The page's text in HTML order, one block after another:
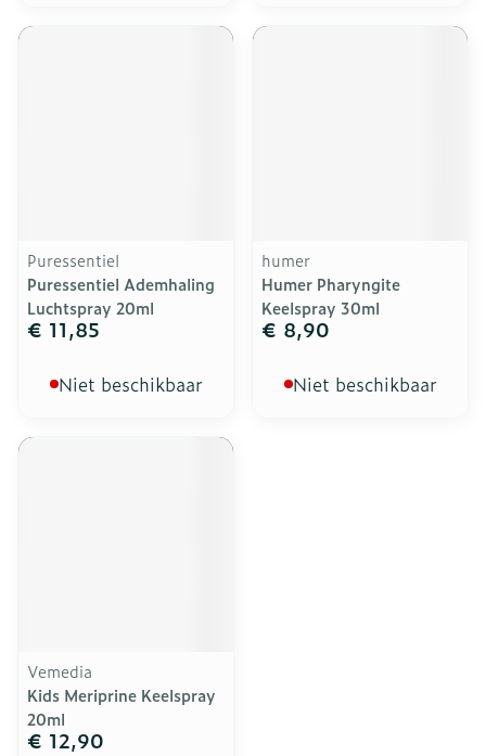
Puressentiel
Puressentiel Ademhaling
Luchtspray 20ml
€ 11,85
Niet beschikbaar
humer
Humer Pharyngite
Keelspray 30ml
€ 8,90
Niet beschikbaar
Vemedia
Kids Meriprine Keelspray
20ml
€ 12,90